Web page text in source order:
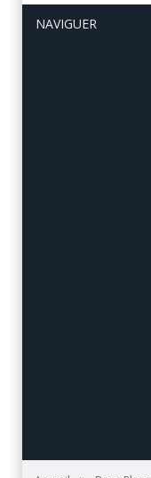
NAVIGUER